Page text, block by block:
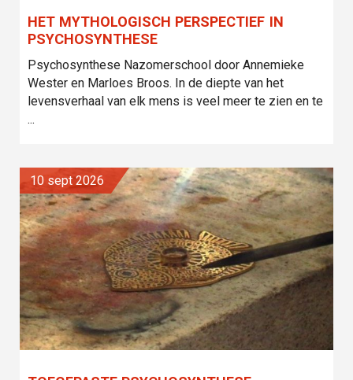
HET MYTHOLOGISCH PERSPECTIEF IN
PSYCHOSYNTHESE
Psychosynthese Nazomerschool door Annemieke
Wester en Marloes Broos. In de diepte van het
levensverhaal van elk mens is veel meer te zien en te
...
10 sept 2026